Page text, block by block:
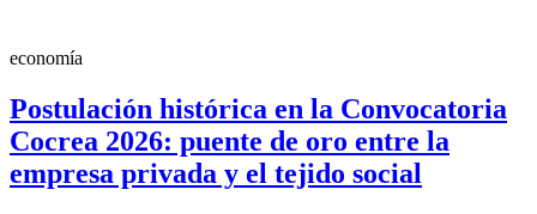
economía
Postulación histórica en la Convocatoria
Cocrea 2026: puente de oro entre la
empresa privada y el tejido social